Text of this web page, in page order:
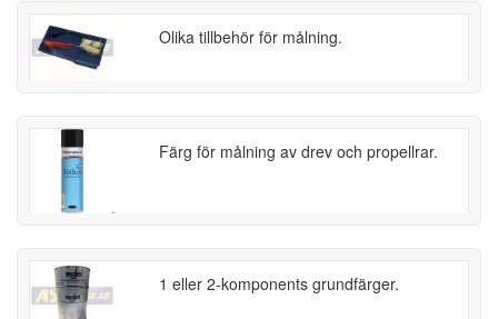
Olika tillbehör för målning.
Färg för målning av drev och propellrar.
1 eller 2-komponents grundfärger.